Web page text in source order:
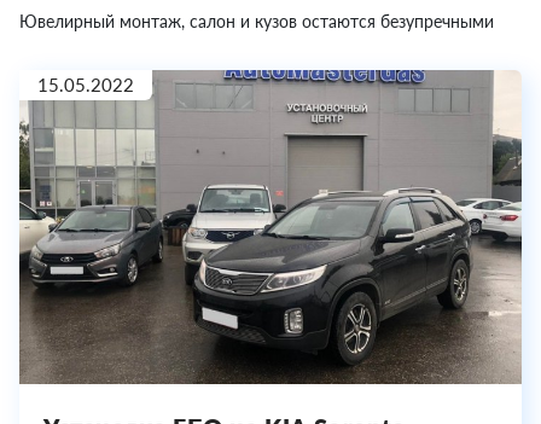
Ювелирный монтаж, салон и кузов остаются безупречными
15.05.2022